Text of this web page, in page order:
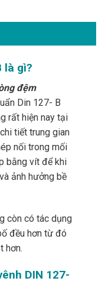
là gì?
đệm
Din 127- B
rất hiện nay tại
tiết trung gian
nối trong mối
bằng vít để khi
ảnh hưởng bề
còn có tác dụng
đều hơn từ đó
hơn.
DIN 127-